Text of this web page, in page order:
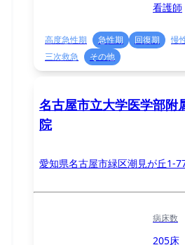
看護師
高度急性期 急性期 回復期 慢
三次救急
その他
名古屋市立大学医学部附
院
愛知県名古屋市緑区潮見が丘1-
病床数
205床